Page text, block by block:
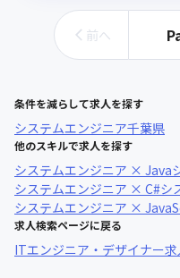
前へ
条件を減らして求人を探す
システムエンジニア千葉県
他のスキルで求人を探す
システムエンジニア × Java
システムエンジニア × C#シ
システムエンジニア ×
求人検索ページに戻る
ITエンジニア・デザイナー